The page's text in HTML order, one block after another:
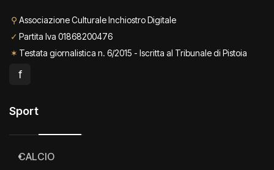
⚲ Associazione Culturale Inchiostro Digitale
✓ Partita Iva 01868200476
✶ Testata giornalistica n. 6/2015 - Iscritta al Tribunale di Pistoia
f
Sport
CALCIO